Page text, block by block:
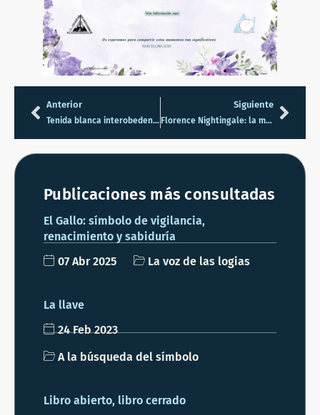
Anterior
Tenida blanca interobedencial, 23/05
Siguiente
Florence Nightingale: la mujer que cambió la sanidad
Publicaciones más consultadas
El Gallo: símbolo de vigilancia,
renacimiento y sabiduría
07 Abr 2025
La voz de las logias
La llave
24 Feb 2023
A la búsqueda del símbolo
Libro abierto, libro cerrado